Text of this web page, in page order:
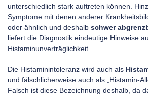
unterschiedlich stark auftreten können.
Symptome mit denen anderer
oder ähnlich und deshalb schwer
liefert die Diagnostik eindeutige Hinweise
Histaminunverträglichkeit.
Die Histaminintoleranz wird auch als
und fälschlicherweise auch als „Histamin-
Falsch ist diese Bezeichnung deshalb, da